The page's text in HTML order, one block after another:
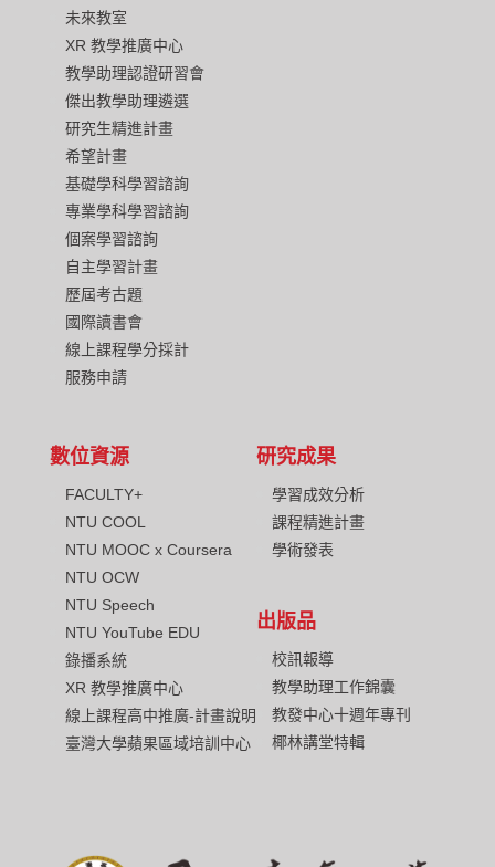
未來教室
XR 教學推廣中心
教學助理認證研習會
傑出教學助理遴選
研究生精進計畫
希望計畫
基礎學科學習諮詢
專業學科學習諮詢
個案學習諮詢
自主學習計畫
歷屆考古題
國際讀書會
線上課程學分採計
服務申請
數位資源
FACULTY+
NTU COOL
NTU MOOC x Coursera
NTU OCW
NTU Speech
NTU YouTube EDU
錄播系統
XR 教學推廣中心
線上課程高中推廣-計畫說明
臺灣大學蘋果區域培訓中心
研究成果
學習成效分析
課程精進計畫
學術發表
出版品
校訊報導
教學助理工作錦囊
教發中心十週年專刊
椰林講堂特輯